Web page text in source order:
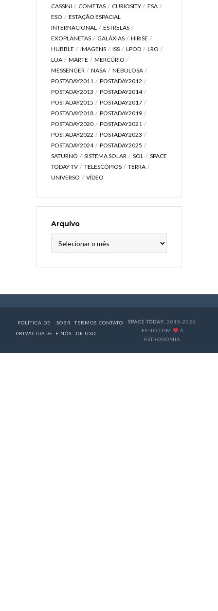
CASSINI
COMETAS CURIOSITY
ESA
ESO
ESTAÇÃO ESPACIAL
INTERNACIONAL
ESTRELAS
EXOPLANETAS
GALÁXIAS
HIRISE
HUBBLE
IMAGENS ISS LPOD
LRO
LUA
MARTE
MERCÚRIO
MESSENGER
NASA
NEBULOSA
POSTADAY2011
POSTADAY2012
POSTADAY2013
POSTADAY2014
POSTADAY2015
POSTADAY2017
POSTADAY2018
POSTADAY2019
POSTADAY2020
POSTADAY2021
POSTADAY2022
POSTADAY2023
POSTADAY2024
POSTADAY2025
SATURNO
SISTEMA SOLAR SOL
SPACE
TODAY TV
TELESCÓPIOS
TERRA
UNIVERSO
VÍDEO
Arquivo
POLÍTICA DE
PRIVACIDADE
SOBR
E NÓS
TERMOS
DE USO
CONTATO SPACE TODAY , 2015-2026.
FEITO COM
À
ASTRONOMIA.